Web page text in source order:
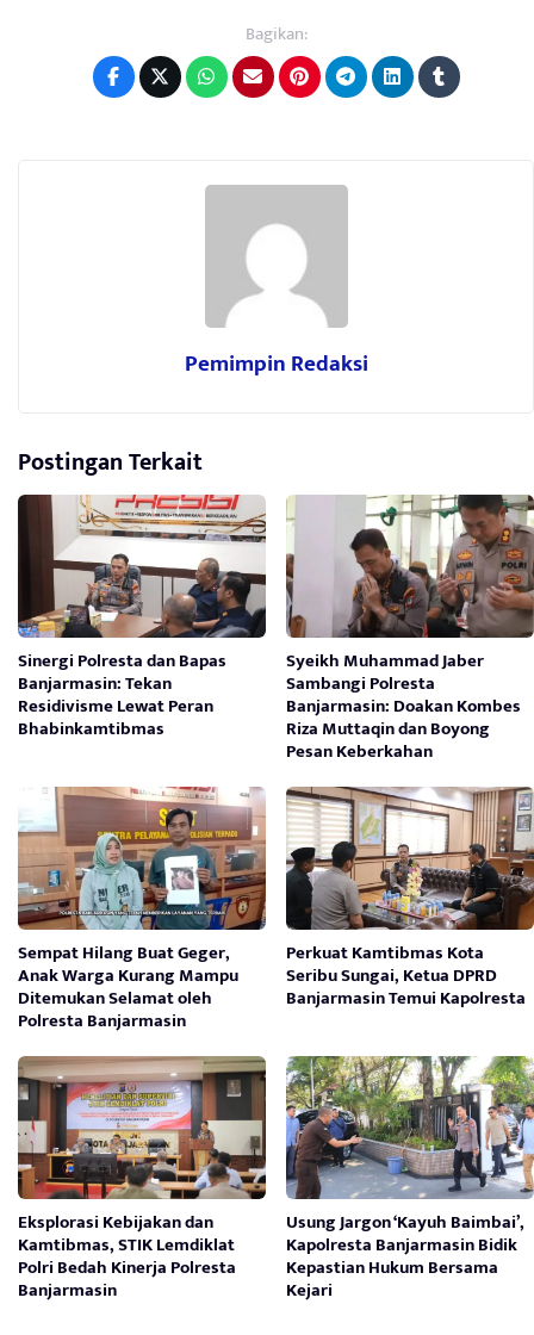
Bagikan:
Pemimpin Redaksi
Postingan Terkait
Sinergi Polresta dan Bapas
Banjarmasin: Tekan
Residivisme Lewat Peran
Bhabinkamtibmas
Syeikh Muhammad Jaber
Sambangi Polresta
Banjarmasin: Doakan Kombes
Riza Muttaqin dan Boyong
Pesan Keberkahan
Sempat Hilang Buat Geger,
Anak Warga Kurang Mampu
Ditemukan Selamat oleh
Polresta Banjarmasin
Perkuat Kamtibmas Kota
Seribu Sungai, Ketua DPRD
Banjarmasin Temui Kapolresta
Eksplorasi Kebijakan dan
Kamtibmas, STIK Lemdiklat
Polri Bedah Kinerja Polresta
Banjarmasin
Usung Jargon ‘Kayuh Baimbai’,
Kapolresta Banjarmasin Bidik
Kepastian Hukum Bersama
Kejari